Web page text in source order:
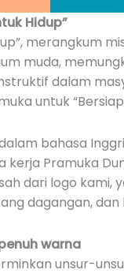
Hidup”
merangkum
muda,
dalam
untuk
bahasa
Pramuka
dari logo kami,
dagangan,
warna
unsur-